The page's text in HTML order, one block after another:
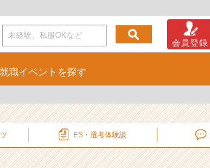
会員登録
就職イベント を探す
ES・選考体験談